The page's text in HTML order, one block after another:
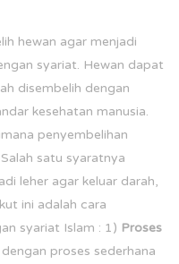
hewan agar menjadi
syariat. Hewan dapat
disembelih dengan
kesehatan manusia.
penyembelihan
satu syaratnya
leher agar keluar darah,
ini adalah cara
syariat Islam : 1) Proses
proses sederhana